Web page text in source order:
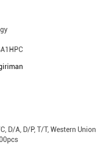
D/A, D/P, T/T, Western Union,